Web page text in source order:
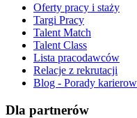
Oferty pracy i staży
Targi Pracy
Talent Match
Talent Class
Lista pracodawców
Relacje z rekrutacji
Blog - Porady
Dla partnerów